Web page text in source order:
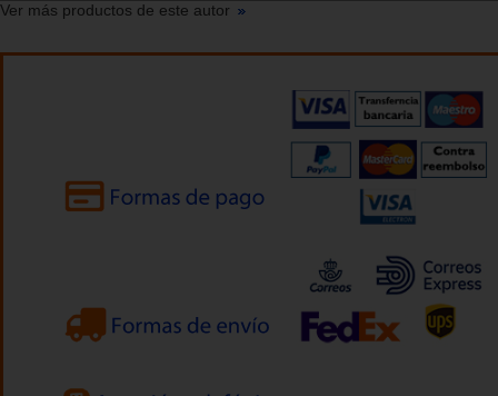
Ver más productos de este autor